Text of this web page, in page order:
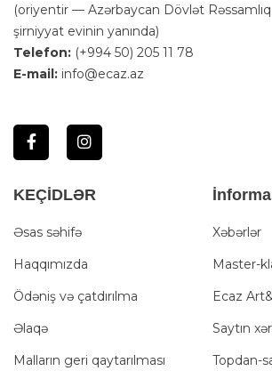
(oriyentir — Azərbaycan Dövlət Rəssamlıq
şirniyyat evinin yanında)
Telefon: (+994 50) 205 11 78
E-mail: info@ecaz.az
KEÇİDLƏR
Əsas səhifə
Haqqımızda
Ödəniş və çatdırılma
Əlaqə
Malların geri qaytarılması
Xəbərlər
Master-
Ecaz
Saytın
Topdan-